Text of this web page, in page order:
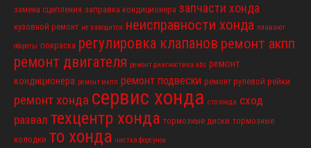
замена сцепления заправка кондиционера запчасти хонда
кузовной ремонт не заводится неисправности хонда плавают
обороты покраска регулировка клапанов ремонт акпп
ремонт двигателя ремонт диагностика abs ремонт
кондиционера ремонт мкпп ремонт подвески ремонт рулевой рейки
ремонт хонда сервис хонда сто хонда сход
развал техцентр хонда тормозные диски тормозные
колодки то хонда чистка форсунок